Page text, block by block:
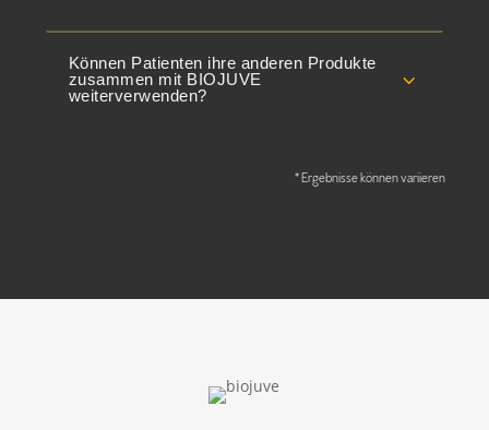
Können Patienten ihre anderen Produkte
zusammen mit BIOJUVE
weiterverwenden?
3
* Ergebnisse können variieren